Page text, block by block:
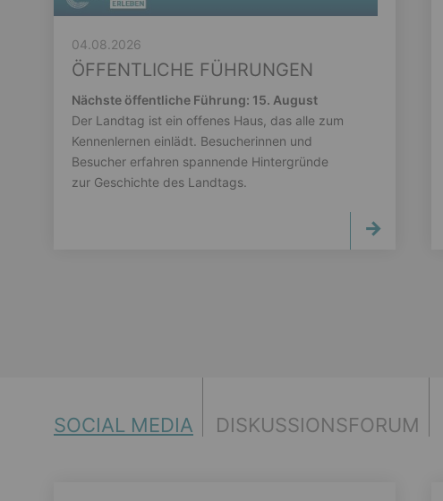
04.08.2026
ÖFFENTLICHE FÜHRUNGEN
Nächste öffentliche Führung: 15. August
Der Landtag ist ein offenes Haus, das alle zum
Kennenlernen einlädt. Besucherinnen und
Besucher erfahren spannende Hintergründe
zur Geschichte des Landtags.
SOCIAL MEDIA DISKUSSIONSFORUM